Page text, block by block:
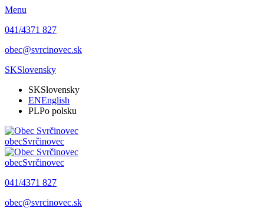
Menu
041/4371 827
obec@svrcinovec.sk
SKSlovensky
SKSlovensky
ENEnglish
PLPo polsku
obecSvrčinovec
obecSvrčinovec
041/4371 827
obec@svrcinovec.sk